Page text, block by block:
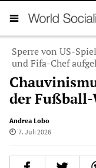
Sperre von US-
und Fifa-Chef
der
Andrea Lobo
7. Juli 2026